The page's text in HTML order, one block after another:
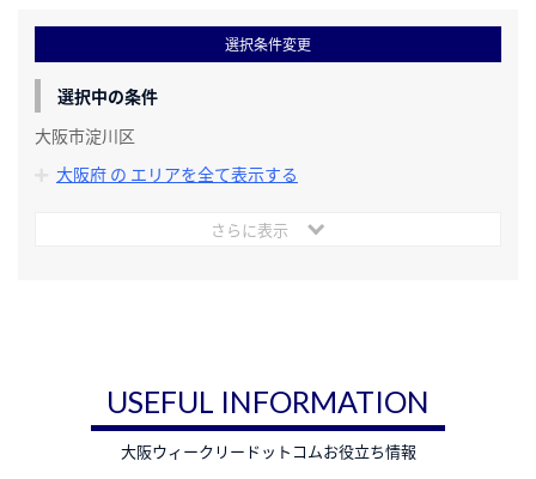
選択条件変更
選択中の条件
大阪市淀川区
大阪府 の エリアを全て表示する
さらに表示
USEFUL INFORMATION
大阪ウィークリードットコムお役立ち情報